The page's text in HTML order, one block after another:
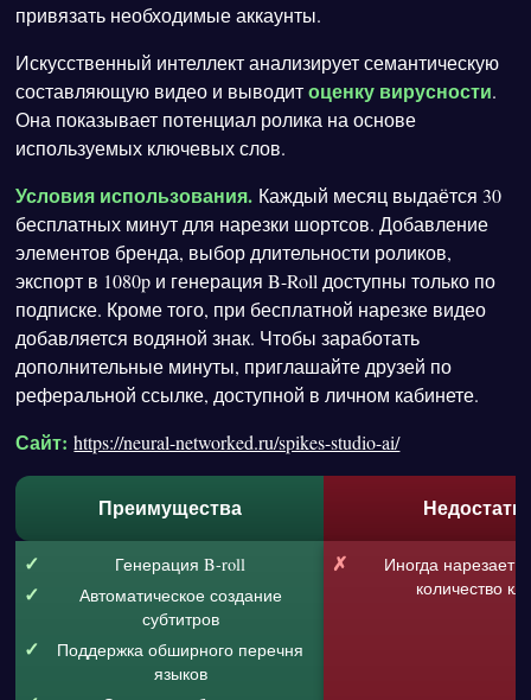
привязать необходимые аккаунты.
Искусственный интеллект анализирует семантическую
составляющую видео и выводитоценку вирусности.
Она показывает потенциал ролика на основе
используемых ключевых слов.
Условия использования. Каждый месяц выдаётся 30
бесплатных минут для нарезки шортсов. Добавление
элементов бренда, выбор длительности роликов,
экспорт в 1080p и генерация B-Roll доступны только по
подписке. Кроме того, при бесплатной нарезке видео
добавляется водяной знак. Чтобы заработать
дополнительные минуты, приглашайте друзей по
реферальной ссылке, доступной в личном кабинете.
Сайт: https://neural-networked.ru/spikes-studio-ai/
Преимущества
Генерация B-roll
Автоматическое создание
субтитров
Поддержка обширного перечня
языков
Иногда нарезает
количество